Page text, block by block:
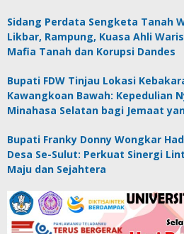
Sidang Perdata Sengketa Tanah
Likbar, Rampung, Kuasa Ahli
Mafia Tanah dan Korupsi Dandes
Bupati FDW Tinjau Lokasi
Kawangkoan Bawah: Kepedulian
Minahasa Selatan bagi Jemaat
Bupati Franky Donny Wongkar
Desa Se-Sulut: Perkuat Sinergi
Maju dan Sejahtera